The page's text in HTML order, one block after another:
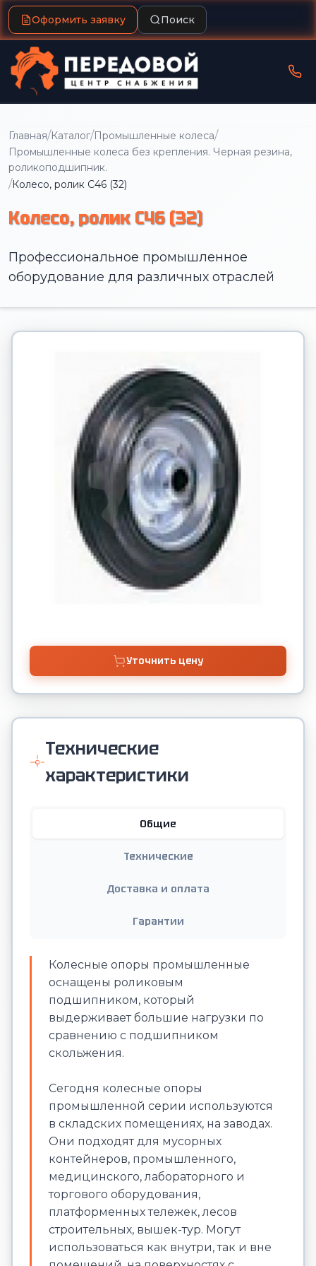
Оформить заявку Поиск
Главная/Каталог/Промышленные колеса/
Промышленные колеса без крепления. Черная резина,
роликоподшипник.
/Колесо, ролик C46 (32)
Колесо, ролик C46 (32)
Профессиональное промышленное
оборудование для различных отраслей
Уточнить цену
Технические
характеристики
Общие
Технические
Доставка и оплата
Гарантии
Колесные опоры промышленные
оснащены роликовым
подшипником, который
выдерживает большие нагрузки по
сравнению с подшипником
скольжения.
Сегодня колесные опоры
промышленной серии используются
в складских помещениях, на заводах.
Они подходят для мусорных
контейнеров, промышленного,
медицинского, лабораторного и
торгового оборудования,
платформенных тележек, лесов
строительных, вышек-тур. Могут
использоваться как внутри, так и вне